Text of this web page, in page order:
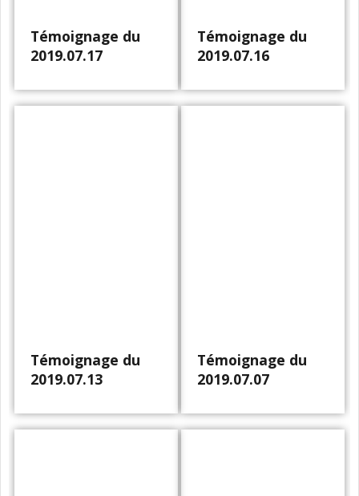
Témoignage du
2019.07.17
Témoignage du
2019.07.16
Témoignage du
2019.07.13
Témoignage du
2019.07.07